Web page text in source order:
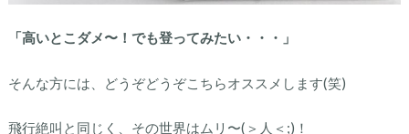
「高いとこダメ〜！でも登ってみたい・・・」
そんな方には、どうぞどうぞこちらオススメします(笑)
飛行絶叫と同じく、その世界はムリ〜(＞人＜;)！